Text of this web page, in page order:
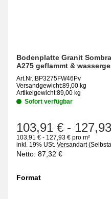
Bodenplatte Granit
A275 geflammt &
Art.Nr.:BP3275FW46Pv
Versandgewicht:89,00 kg
Artikelgewicht:89,00 kg
Sofort verfügbar
103,91 € -
103,91 € - 127,93 € pro m²
inkl. 19% USt. Versandart
Netto: 87,32 €
Format